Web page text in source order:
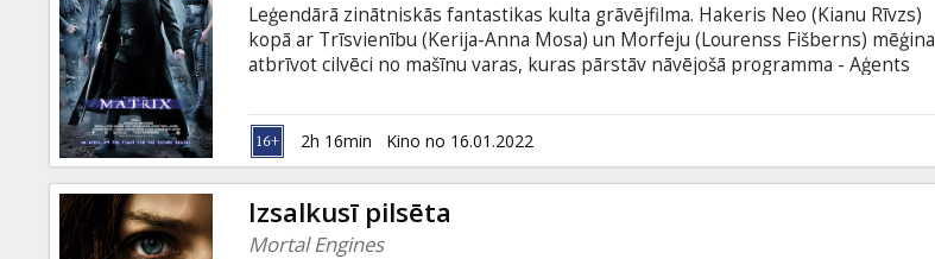
Leģendārā zinātniskās fantastikas kulta grāvējfilma. Hakeris Neo (Kianu Rīvzs)
kopā ar Trīsvienību (Kerija-Anna Mosa) un Morfeju (Lourenss Fišberns) mēģina
atbrīvot cilvēci no mašīnu varas, kuras pārstāv nāvējošā programma - Aģents
2h 16min Kino no 16.01.2022
Izsalkusī pilsēta
Mortal Engines